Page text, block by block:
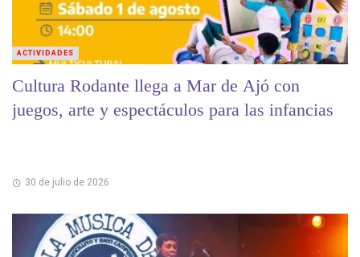
Cultura Rodante llega a Mar de Ajó con
juegos, arte y espectáculos para las infancias
30 de julio de 2026
ACTIVIDADES